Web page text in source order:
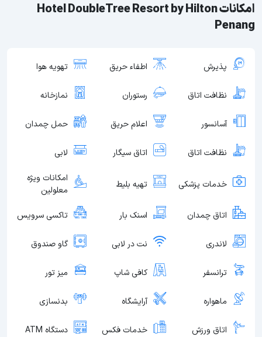
امکانات Hotel DoubleTree Resort by Hilton
Penang
پذیرش اطفاء حریق تهویه هوا
نظافت اتاق رستوران نمازخانه
آسانسور اعلام حریق حمل چمدان
نظافت اتاق اتاق سیگار لابی
خدمات پزشکی تهیه بلیط
امکانات ویژه
معلولین
اتاق چمدان اسنک بار تاکسی سرویس
لاندری نت در لابی گاو صندوق
ترانسفر کافی شاپ میز تور
ماهواره آرایشگاه بدنسازی
اتاق ورزش خدمات فکس دستگاه ATM